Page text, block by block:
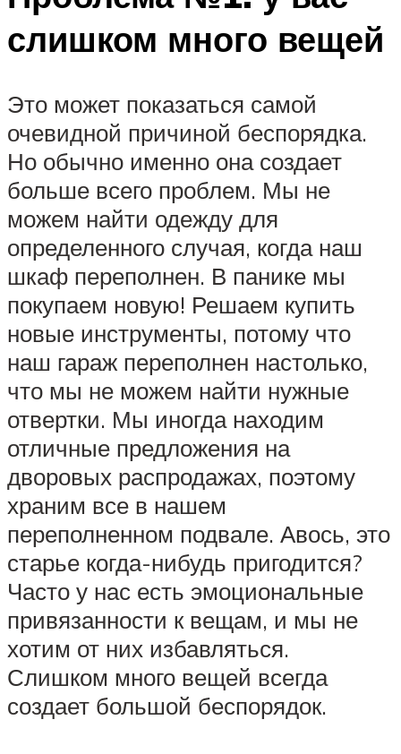
слишком много вещей
Это может показаться самой
очевидной причиной беспорядка.
Но обычно именно она создает
больше всего проблем. Мы не
можем найти одежду для
определенного случая, когда наш
шкаф переполнен. В панике мы
покупаем новую! Решаем купить
новые инструменты, потому что
наш гараж переполнен настолько,
что мы не можем найти нужные
отвертки. Мы иногда находим
отличные предложения на
дворовых распродажах, поэтому
храним все в нашем
переполненном подвале. Авось, это
старье когда-нибудь пригодится?
Часто у нас есть эмоциональные
привязанности к вещам, и мы не
хотим от них избавляться.
Слишком много вещей всегда
создает большой беспорядок.